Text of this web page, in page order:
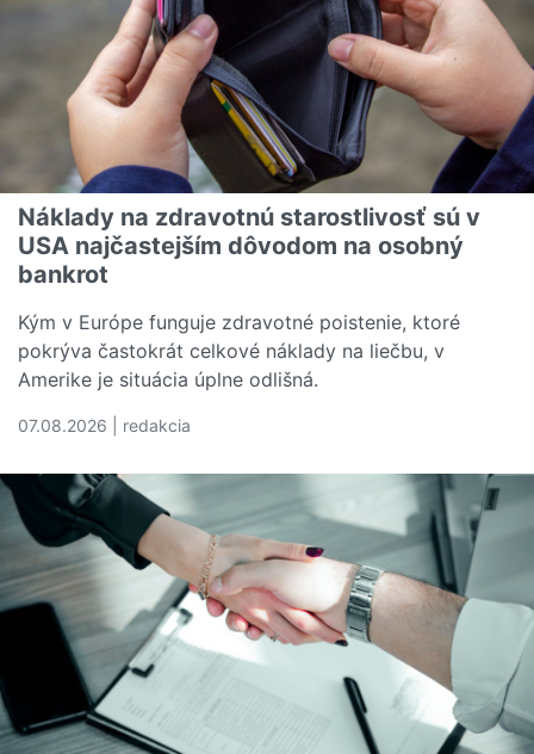
Náklady na zdravotnú starostlivosť sú v
USA najčastejším dôvodom na osobný
bankrot
Kým v Európe funguje zdravotné poistenie, ktoré
pokrýva častokrát celkové náklady na liečbu, v
Amerike je situácia úplne odlišná.
07.08.2026 | redakcia